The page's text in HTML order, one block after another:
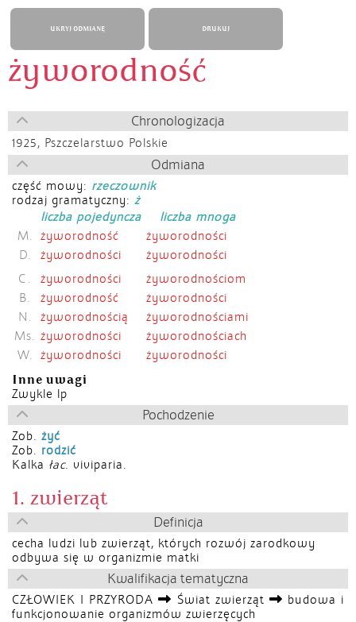
UKRYJ ODMIANĘ DRUKUJ
żyworodność
Chronologizacja
1925, Pszczelarstwo Polskie
Odmiana
część mowy: rzeczownik
rodzaj gramatyczny: ż
liczba pojedyncza
liczba mnoga
M.
żyworodność
żyworodności
D.
żyworodności
żyworodności
C.
żyworodności
żyworodnościom
B.
żyworodność
żyworodności
N.
żyworodnością
żyworodnościami
Ms. żyworodności
żyworodnościach
W.
żyworodności żyworodności
Inne uwagi
Zwykle lp
Pochodzenie
Zob. żyć
Zob. rodzić
Kalka łac. viviparia.
1. zwierząt
Definicja
cecha ludzi lub zwierząt, których rozwój zarodkowy
odbywa się w organizmie matki
Kwalifikacja tematyczna
CZŁOWIEK I PRZYRODA Świat zwierząt
budowa i
funkcjonowanie organizmów zwierzęcych